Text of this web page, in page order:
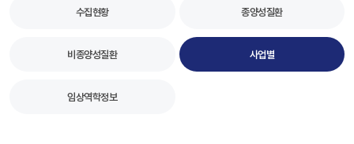
수집현황 종양성질환
비종양성질환 사업별
임상역학정보